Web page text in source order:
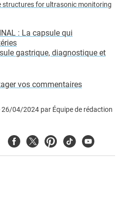
structures for ultrasonic monitoring
: La capsule qui
gastrique, diagnostique et
vos commentaires
26/04/2024 par Équipe de rédaction
FacebookTwitterPinterest
TiktokYoutube